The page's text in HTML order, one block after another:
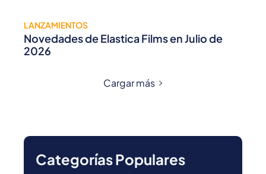
LANZAMIENTOS
Novedades de Elastica Films en Julio de
2026
Cargar más
Categorías Populares